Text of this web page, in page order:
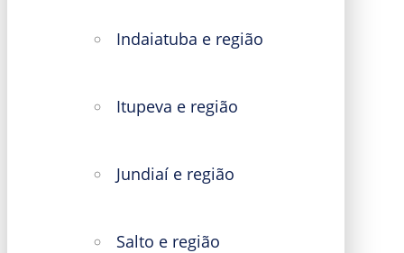
Indaiatuba e região
Itupeva e região
Jundiaí e região
Salto e região